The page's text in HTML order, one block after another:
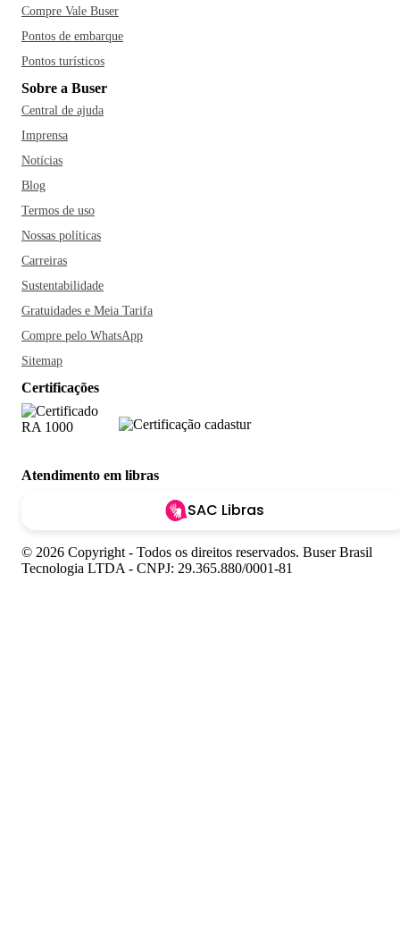
Compre Vale Buser
Pontos de embarque
Pontos turísticos
Sobre a Buser
Central de ajuda
Imprensa
Notícias
Blog
Termos de uso
Nossas políticas
Carreiras
Sustentabilidade
Gratuidades e Meia Tarifa
Compre pelo WhatsApp
Sitemap
Certificações
Atendimento em libras
SAC Libras
© 2026 Copyright - Todos os direitos reservados. Buser Brasil
Tecnologia LTDA - CNPJ: 29.365.880/0001-81